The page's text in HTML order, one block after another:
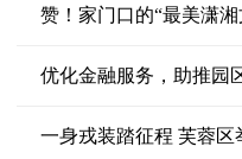
赞！家门口的“最美潇
优化金融服务，助推园
一身戎装踏征程 芙蓉区